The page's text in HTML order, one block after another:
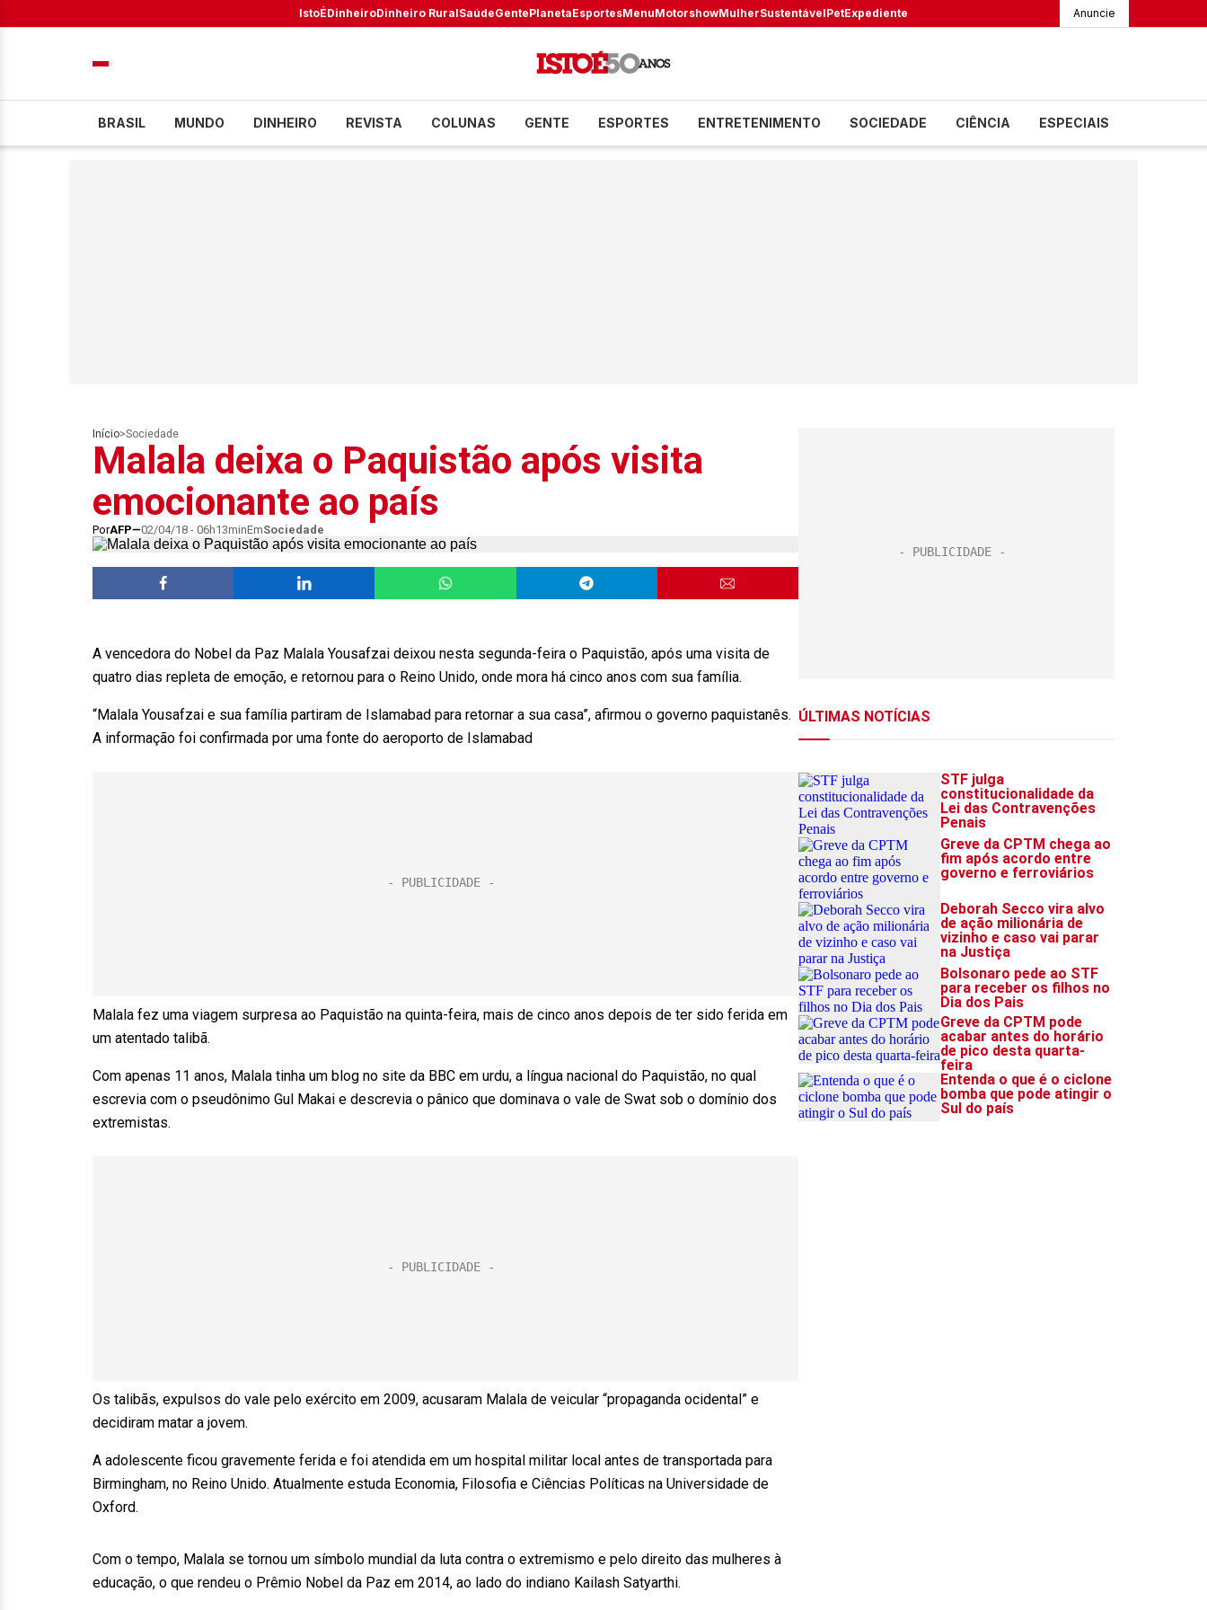
IstoÉDinheiroDinheiro RuralSaúdeGentePlanetaEsportesMenuMotorshowMulherSustentávelPetExpediente Anuncie
BRASIL MUNDO DINHEIRO REVISTA COLUNAS GENTE ESPORTES ENTRETENIMENTO SOCIEDADE CIÊNCIA ESPECIAIS
Início>Sociedade
Malala deixa o Paquistão após visita
emocionante ao país
PorAFP 02/04/18 - 06h13minEmSociedade
A vencedora do Nobel da Paz Malala Yousafzai deixou nesta segunda-feira o Paquistão, após uma visita de
quatro dias repleta de emoção, e retornou para o Reino Unido, onde mora há cinco anos com sua família.
“Malala Yousafzai e sua família partiram de Islamabad para retornar a sua casa”, afirmou o governo paquistanês.
A informação foi confirmada por uma fonte do aeroporto de Islamabad
Malala fez uma viagem surpresa ao Paquistão na quinta-feira, mais de cinco anos depois de ter sido ferida em
um atentado talibã.
Com apenas 11 anos, Malala tinha um blog no site da BBC em urdu, a língua nacional do Paquistão, no qual
escrevia com o pseudônimo Gul Makai e descrevia o pânico que dominava o vale de Swat sob o domínio dos
extremistas.
Os talibãs, expulsos do vale pelo exército em 2009, acusaram Malala de veicular “propaganda ocidental” e
decidiram matar a jovem.
A adolescente ficou gravemente ferida e foi atendida em um hospital militar local antes de transportada para
Birmingham, no Reino Unido. Atualmente estuda Economia, Filosofia e Ciências Políticas na Universidade de
Oxford.
Com o tempo, Malala se tornou um símbolo mundial da luta contra o extremismo e pelo direito das mulheres à
educação, o que rendeu o Prêmio Nobel da Paz em 2014, ao lado do indiano Kailash Satyarthi.